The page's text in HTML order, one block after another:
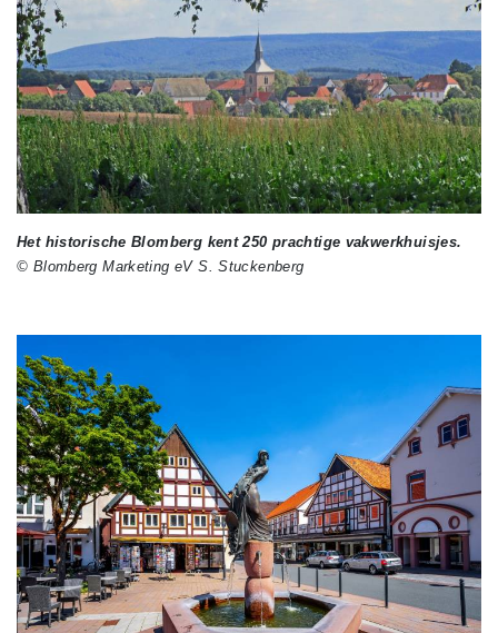
Het historische Blomberg kent 250 prachtige vakwerkhuisjes.
© Blomberg Marketing eV S. Stuckenberg